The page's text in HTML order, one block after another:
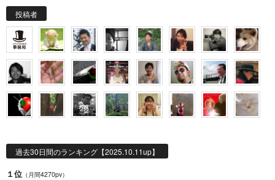
投稿者
過去30日間のランキング【2025.10.11up】
１位 （月間4270pv）